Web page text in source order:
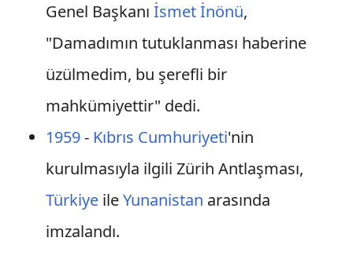
Genel Başkanı İsmet İnönü,
"Damadımın tutuklanması haberine
üzülmedim, bu şerefli bir
mahkümiyettir" dedi.
1959- Kıbrıs Cumhuriyeti'nin
kurulmasıyla ilgili Zürih Antlaşması,
TürkiyeileYunanistan arasında
imzalandı.